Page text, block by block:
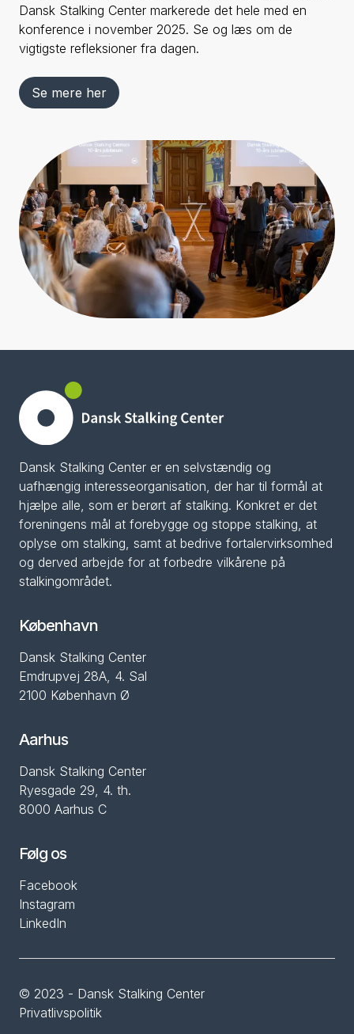
Dansk Stalking Center markerede det hele med en
konference i november 2025. Se og læs om de
vigtigste refleksioner fra dagen.
Se mere her
Dansk Stalking Center er en selvstændig og
uafhængig interesseorganisation, der har til formål at
hjælpe alle, som er berørt af stalking. Konkret er det
foreningens mål at forebygge og stoppe stalking, at
oplyse om stalking, samt at bedrive fortalervirksomhed
og derved arbejde for at forbedre vilkårene på
stalkingområdet.
København
Dansk Stalking Center
Emdrupvej 28A, 4. Sal
2100 København Ø
Aarhus
Dansk Stalking Center
Ryesgade 29, 4. th.
8000 Aarhus C
Følg os
Facebook
Instagram
LinkedIn
© 2023 - Dansk Stalking Center
Privatlivspolitik